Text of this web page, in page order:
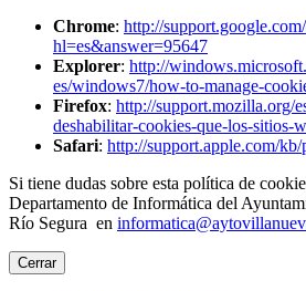
Chrome: http://
hl=es&answer=95647
Explorer: http://
es/windows7/how-to-manage-
Firefox: http://support.mozilla.org/
deshabilitar-cookies-que-los-sitios-
Safari: http://support.apple.com/kb/
Si tiene dudas sobre esta política de
Departamento de Informática del
Río Segura en
Cerrar